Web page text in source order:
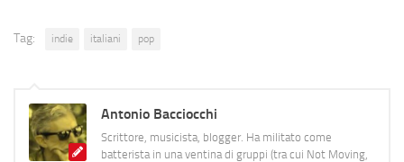
Tag: indie italiani pop
Antonio Bacciocchi
Scrittore, musicista, blogger. Ha militato come
batterista in una ventina di gruppi (tra cui Not Moving,